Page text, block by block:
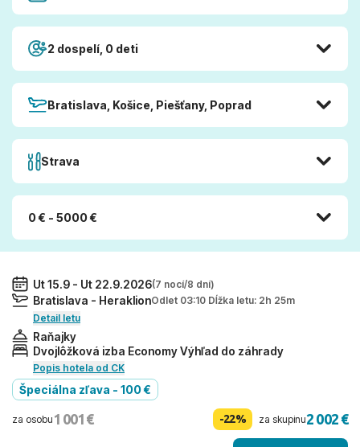
2 dospelí, 0 deti
Bratislava, Košice, Piešťany, Poprad
Strava
0 € - 5000 €
Ut 15.9 - Ut 22.9.2026(7 nocí/8 dní)
Bratislava - HeraklionOdlet 03:10 Dĺžka letu: 2h 25m
Detail letu
Raňajky
Dvojlôžková izba Economy Výhľad do záhrady
Popis hotela od CK
Špeciálna zľava - 100 €
za osobu 1 001 € -22% za skupinu2 002 €